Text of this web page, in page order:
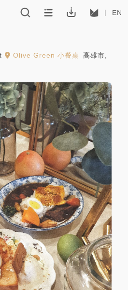
EN
Olive Green 小餐桌 高雄市